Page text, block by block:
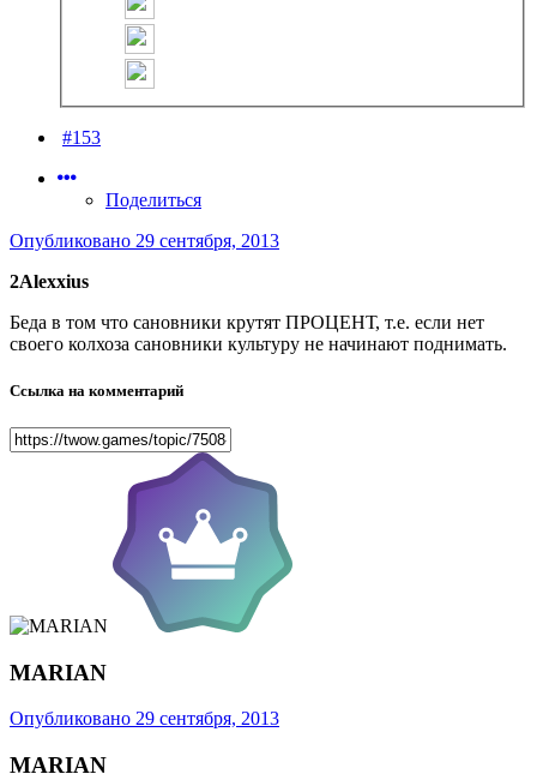
#153
Поделиться
Опубликовано 29 сентября, 2013
2Alexxius
Беда в том что сановники крутят ПРОЦЕНТ, т.е. если нет
своего колхоза сановники культуру не начинают поднимать.
Ссылка на комментарий
MARIAN
Опубликовано 29 сентября, 2013
MARIAN